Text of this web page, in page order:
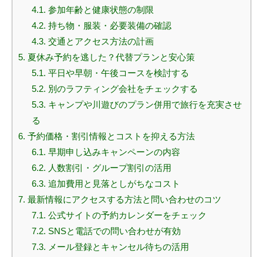
4.1. 参加年齢と健康状態の制限
4.2. 持ち物・服装・必要装備の確認
4.3. 交通とアクセス方法の計画
5. 夏休み予約を逃した？代替プランと安心策
5.1. 平日や早朝・午後コースを検討する
5.2. 別のラフティング会社をチェックする
5.3. キャンプや川遊びのプラン併用で旅行を充実させ
る
6. 予約価格・割引情報とコストを抑える方法
6.1. 早期申し込みキャンペーンの内容
6.2. 人数割引・グループ割引の活用
6.3. 追加費用と見落としがちなコスト
7. 最新情報にアクセスする方法と問い合わせのコツ
7.1. 公式サイトの予約カレンダーをチェック
7.2. SNSと電話での問い合わせが有効
7.3. メール登録とキャンセル待ちの活用